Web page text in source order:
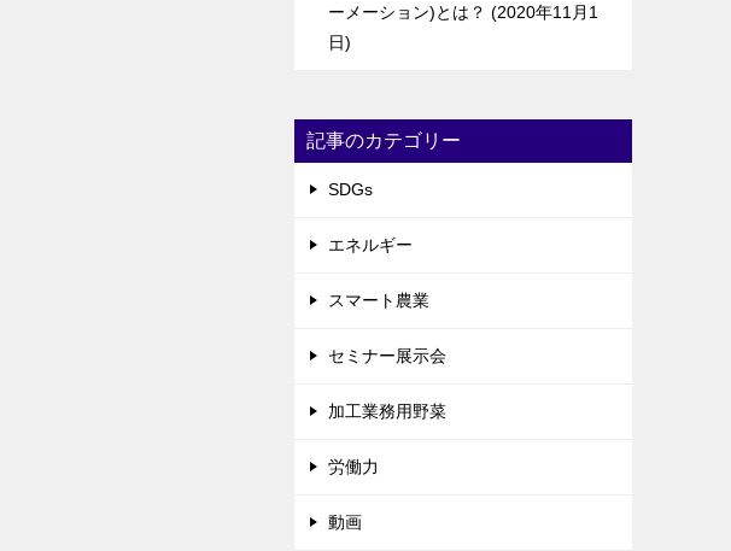
ーメーション)とは？
2020年11月1
日
記事のカテゴリー
SDGs
エネルギー
スマート農業
セミナー展示会
加工業務用野菜
労働力
動画